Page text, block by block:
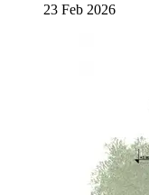
23 Feb 2026